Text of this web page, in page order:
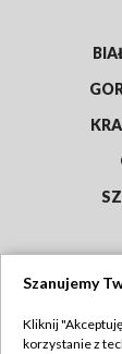
Szanujemy
Kliknij
korzystanie z